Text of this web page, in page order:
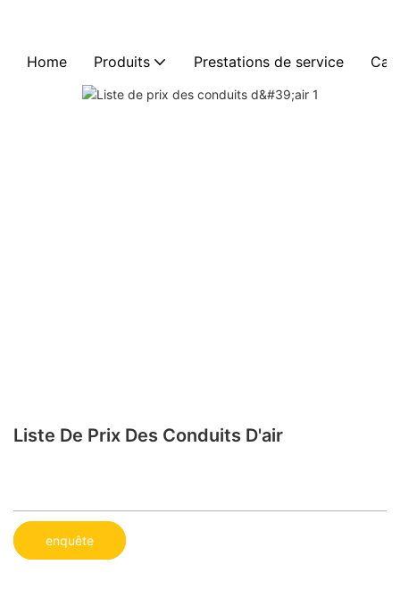
Home Produits Prestations de service Cas
Liste De Prix Des Conduits D'air
enquête